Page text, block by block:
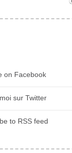
on Facebook
sur Twitter
to RSS feed